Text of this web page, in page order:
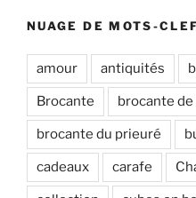
NUAGE DE MOTS-CLEF
amour antiquités
Brocante brocante
brocante du prieuré
cadeaux carafe